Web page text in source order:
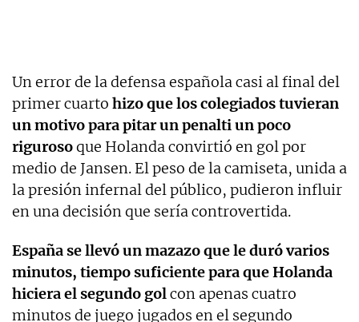
Un error de la defensa española casi al final del
primer cuarto hizo que los colegiados tuvieran
un motivo para pitar un penalti un poco
rigurosoque Holanda convirtió en gol por
medio de Jansen. El peso de la camiseta, unida a
la presión infernal del público, pudieron influir
en una decisión que sería controvertida.
España se llevó un mazazo que le duró varios
minutos, tiempo suficiente para que Holanda
hiciera el segundo golcon apenas cuatro
minutos de juego jugados en el segundo